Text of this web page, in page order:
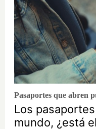
Pasaportes que abren
Los
mundo, ¿está